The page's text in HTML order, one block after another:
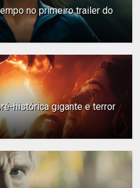
no primeiro trailer do
histórica gigante e terror